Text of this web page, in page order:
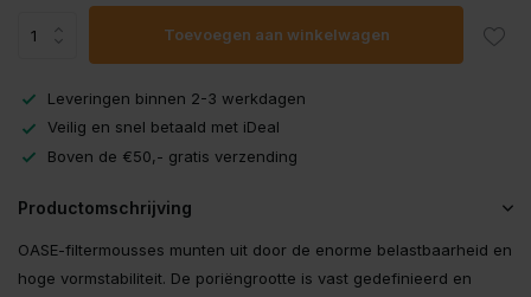
Toevoegen aan winkelwagen
Leveringen binnen 2-3 werkdagen
Veilig en snel betaald met iDeal
Boven de €50,- gratis verzending
Productomschrijving
OASE-filtermousses munten uit door de enorme belastbaarheid en
hoge vormstabiliteit. De poriëngrootte is vast gedefinieerd en